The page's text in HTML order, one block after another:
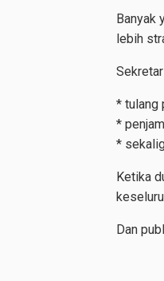
Banyak
lebih
* tulang
*
*
Ketika
Dan